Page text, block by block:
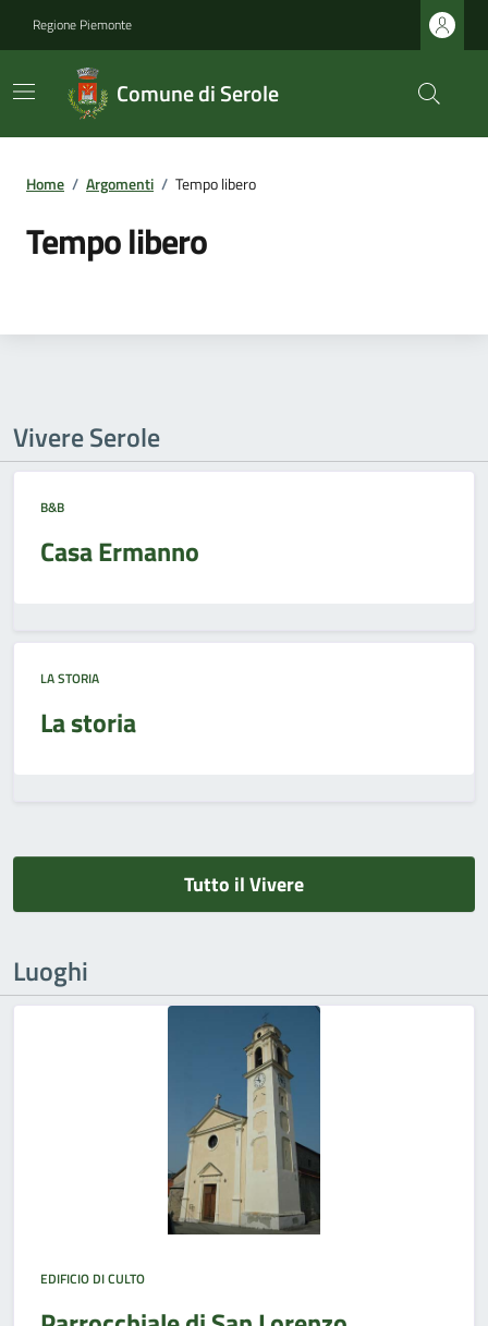
Regione Piemonte
Comune di Serole
Home / Argomenti / Tempo libero
Tempo libero
Vivere Serole
B&B
Casa Ermanno
LA STORIA
La storia
Tutto il Vivere
Luoghi
EDIFICIO DI CULTO